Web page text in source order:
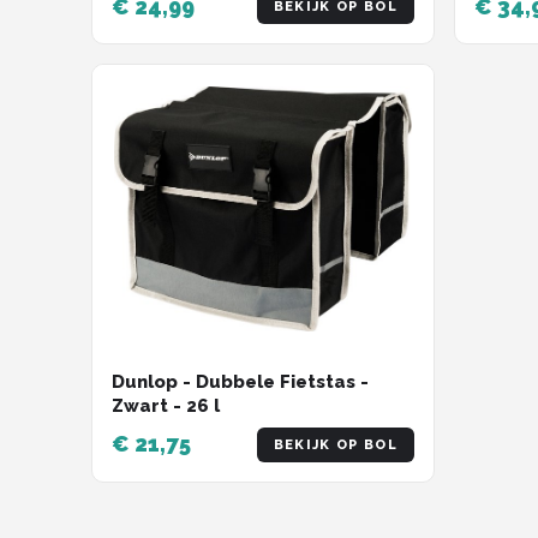
€ 24,99 BEKIJK OP BOL
Zwart
€
Dunlop - Dubbele Fietstas -
Zwart - 26 l
€ 21,75 BEKIJK OP BOL